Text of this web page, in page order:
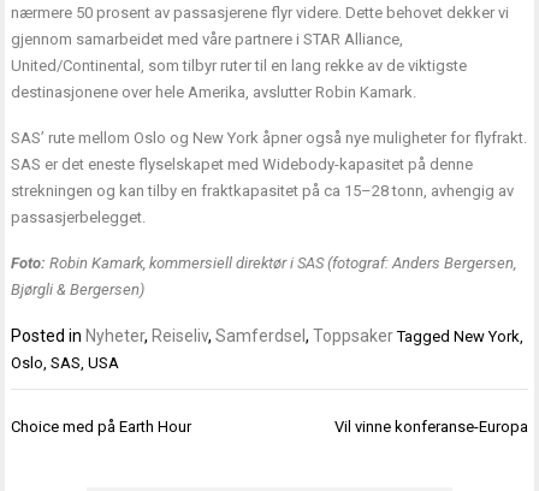
nærmere 50 prosent av passasjerene flyr videre. Dette behovet dekker vi
gjennom samarbeidet med våre partnere i STAR Alliance,
United/Continental, som tilbyr ruter til en lang rekke av de viktigste
destinasjonene over hele Amerika, avslutter Robin Kamark.
SAS’ rute mellom Oslo og New York åpner også nye muligheter for flyfrakt.
SAS er det eneste flyselskapet med Widebody-kapasitet på denne
strekningen og kan tilby en fraktkapasitet på ca 15–28 tonn, avhengig av
passasjerbelegget.
Foto: Robin Kamark, kommersiell direktør i SAS (fotograf: Anders Bergersen,
Bjørgli & Bergersen)
Posted in Nyheter, Reiseliv,Samferdsel,Toppsaker TaggedNew York,
Oslo,SAS,USA
Innleggsnavigasjon
Choice med på Earth Hour Vil vinne konferanse-Europa